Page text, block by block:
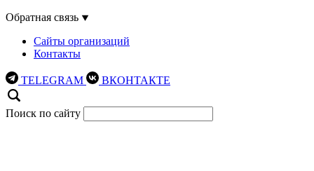
Обратная связь
Сайты организаций
Контакты
TELEGRAM ВКОНТАКТЕ
Поиск по сайту